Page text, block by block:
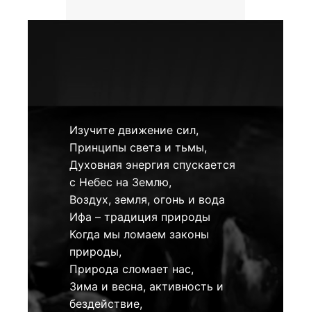
Изучите движение сил,
Принципы света и тьмы,
Духовная энергия спускается
с Небес на Землю,
Воздух, земля, огонь и вода
Ифа – традиция природы
Когда мы ломаем законы
природы,
Природа сломает нас,
Зима и весна, активность и
бездействие,